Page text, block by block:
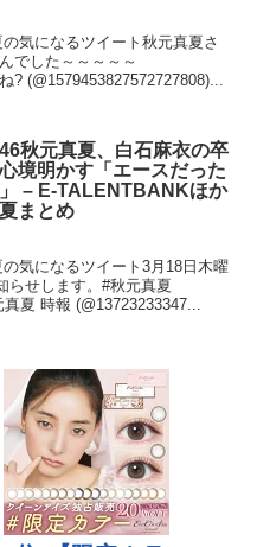
気になるツイート秋元真夏さ
でした～～～～～
(@1579453827572727808)...
秋元真夏、白石麻衣の卒
境明かす「エースだった
– E-TALENTBANKほか
まとめ
気になるツイート3月18日木曜
らせします。#秋元真夏
夏 時報 (@13723233347...